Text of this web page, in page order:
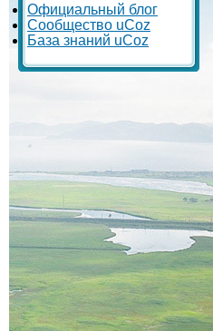
Официальный блог
Сообщество uCoz
База знаний uCoz